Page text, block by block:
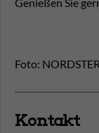
Foto:
Kontakt